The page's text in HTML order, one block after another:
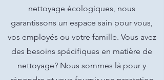
nettoyage écologiques, nous
garantissons un espace sain pour vous,
vos employés ou votre famille. Vous avez
des besoins spécifiques en matière de
nettoyage? Nous sommes là pour y